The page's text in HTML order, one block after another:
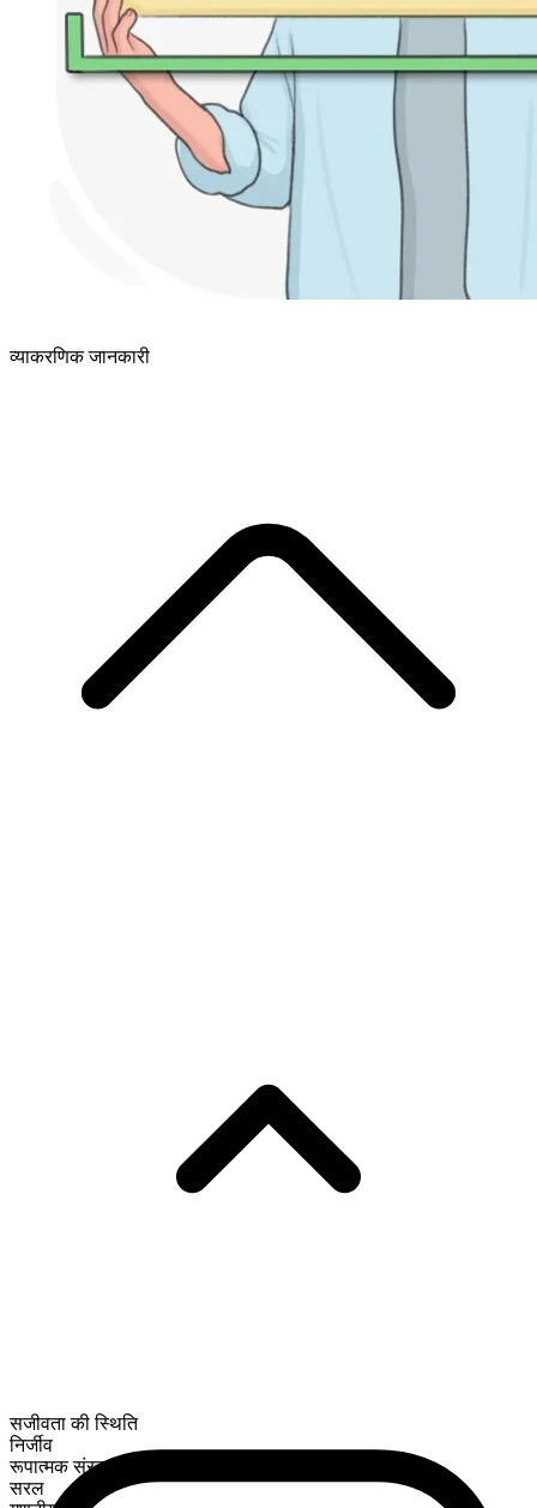
व्याकरणिक जानकारी
सजीवता की स्थिति
निर्जीव
रूपात्मक संरचना
सरल